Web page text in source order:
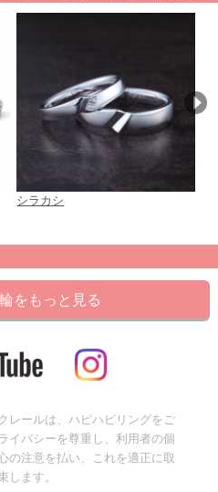
シラカシ
をもっと見る
レールは、ハピハピリングをご
イバシーを尊重し、利用者の個
の注意を払い、これを適正に取
します。